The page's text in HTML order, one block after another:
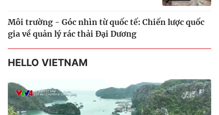
Môi trường - Góc nhìn từ quốc tế: Chiến lược quốc
gia về quản lý rác thải Đại Dương
HELLO VIETNAM